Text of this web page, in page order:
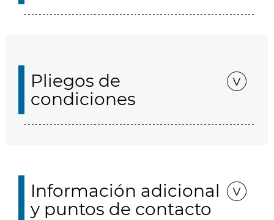
Pliegos de
condiciones
Información adicional
y puntos de contacto